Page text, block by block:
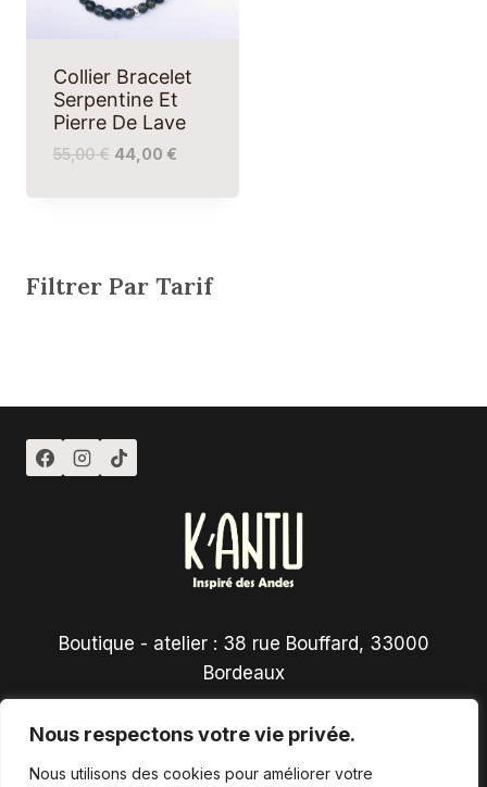
Nous respectons votre vie privée.
Nous utilisons des cookies pour améliorer votre
Collier Bracelet
Serpentine Et
Pierre De Lave
55,00€ 44,00 €
Filtrer Par Tarif
Boutique - atelier : 38 rue Bouffard, 33000
Bordeaux